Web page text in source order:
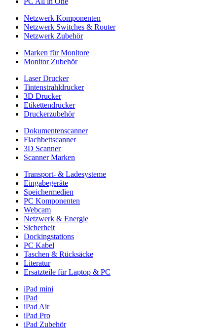
Netzwerk Komponenten
Netzwerk Switches & Router
Netzwerk Zubehör
Marken für Monitore
Monitor Zubehör
Laser Drucker
Tintenstrahldrucker
3D Drucker
Etikettendrucker
Druckerzubehör
Dokumentenscanner
Flachbettscanner
3D Scanner
Scanner Marken
Transport- & Ladesysteme
Eingabegeräte
Speichermedien
PC Komponenten
Webcam
Netzwerk & Energie
Sicherheit
Dockingstations
PC Kabel
Taschen & Rücksäcke
Literatur
Ersatzteile für Laptop & PC
iPad mini
iPad
iPad Air
iPad Pro
iPad Zubehör